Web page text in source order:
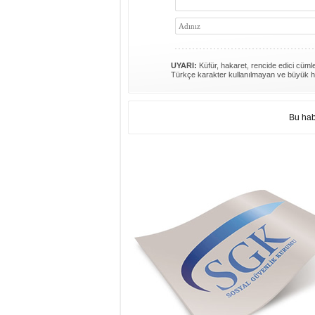
UYARI: Küfür, hakaret, rencide edici
Türkçe karakter kullanılmayan ve büyük
Bu